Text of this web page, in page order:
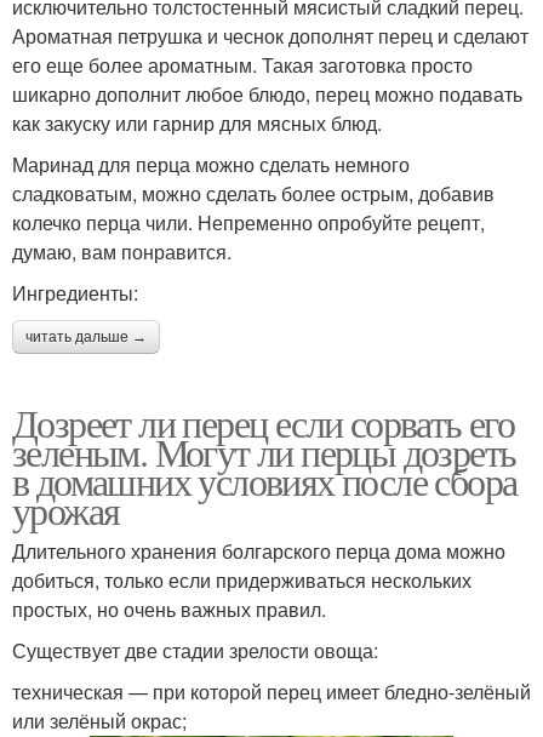
исключительно толстостенный мясистый сладкий перец.
Ароматная петрушка и чеснок дополнят перец и сделают
его еще более ароматным. Такая заготовка просто
шикарно дополнит любое блюдо, перец можно подавать
как закуску или гарнир для мясных блюд.
Маринад для перца можно сделать немного
сладковатым, можно сделать более острым, добавив
колечко перца чили. Непременно опробуйте рецепт,
думаю, вам понравится.
Ингредиенты:
читать дальше →
Дозреет ли перец если сорвать его
зеленым. Могут ли перцы дозреть
в домашних условиях после сбора
урожая
Длительного хранения болгарского перца дома можно
добиться, только если придерживаться нескольких
простых, но очень важных правил.
Существует две стадии зрелости овоща:
техническая — при которой перец имеет бледно-зелёный
или зелёный окрас;